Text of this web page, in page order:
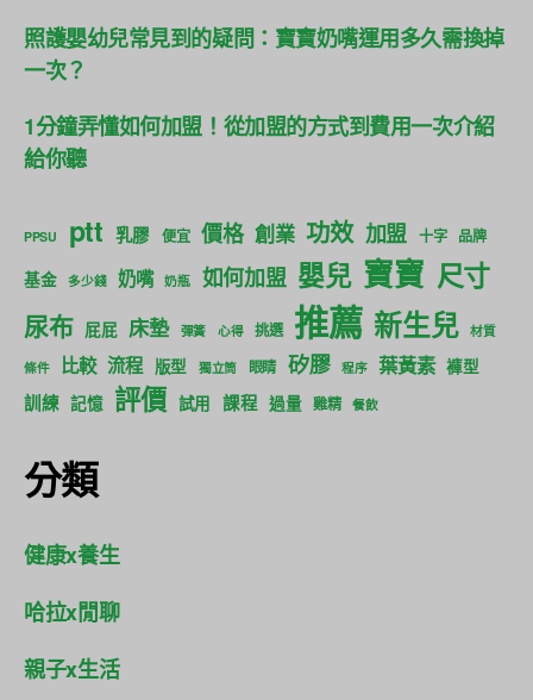
照護嬰幼兒常見到的疑問：寶寶奶嘴運用多久需換掉
一次？
1分鐘弄懂如何加盟！從加盟的方式到費用一次介紹
給你聽
PPSU ptt 乳膠 便宜 價格 創業 功效 加盟 十字 品牌
基金 多少錢 奶嘴 奶瓶 如何加盟 嬰兒 寶寶 尺寸
尿布 屁屁 床墊 彈簧 心得 挑選 推薦 新生兒 材質
條件 比較 流程 版型 獨立筒 眼睛 矽膠 程序 葉黃素 褲型
訓練 記憶 評價 試用 課程 過量 雞精 餐飲
分類
健康x養生
哈拉x閒聊
親子x生活